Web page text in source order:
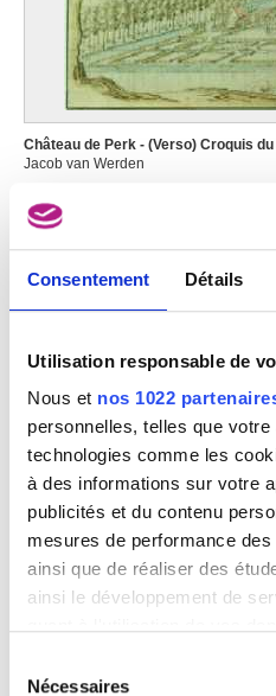
Consentement Détails
Utilisation responsable de
Nous et nos 1022
personnelles, telles que
technologies comme les
à des informations sur votre
publicités et du contenu
mesures de performance
ainsi que de réaliser des
ainsi le développement de
tout moment en consultant la
Nécessaires
Château de Perk - (Verso) Croquis
Jacob van Werden
Château sur un rocher
Joos II de Momper (attribué à)